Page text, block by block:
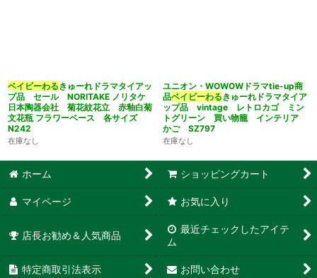
ベイビーわる きゅーれドラマタイアッ
プ品 セール NORITAKE ノリタケ
日本陶器会社 菊花紋花立 赤釉白菊
文花瓶 フラワーベース 各サイズ
N242
在庫なし
ユニオン・WOWOWドラマtie-up商
品ベイビーわる きゅーれドラマタイア
ップ品 vintage レトロカゴ ミン
トグリーン 買い物籠 インテリア
かご SZ797
在庫なし
ホーム ショッピングカート
マイページ お気に入り
店長お勧め＆人気商品
最近チェックしたアイテ
ム
特定商取引法表示 お問い合わせ